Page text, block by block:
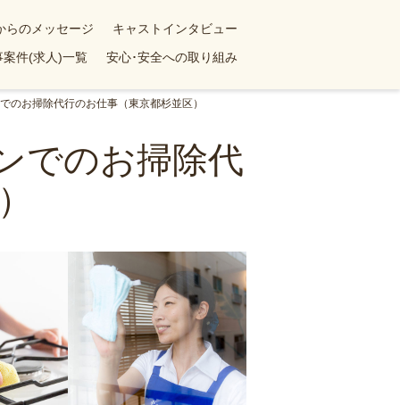
らのメッセージ
キャストインタビュー
案件(求人)一覧 安心･安全への取り組み
のお掃除代行のお仕事（東京都杉並区）
でのお掃除代